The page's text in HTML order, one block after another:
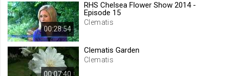
.web.tv
00:28:54
RHS Chelsea Flower Show 2014 -
Episode 15
Clematis
00:07:40
Clematis Garden
Clematis